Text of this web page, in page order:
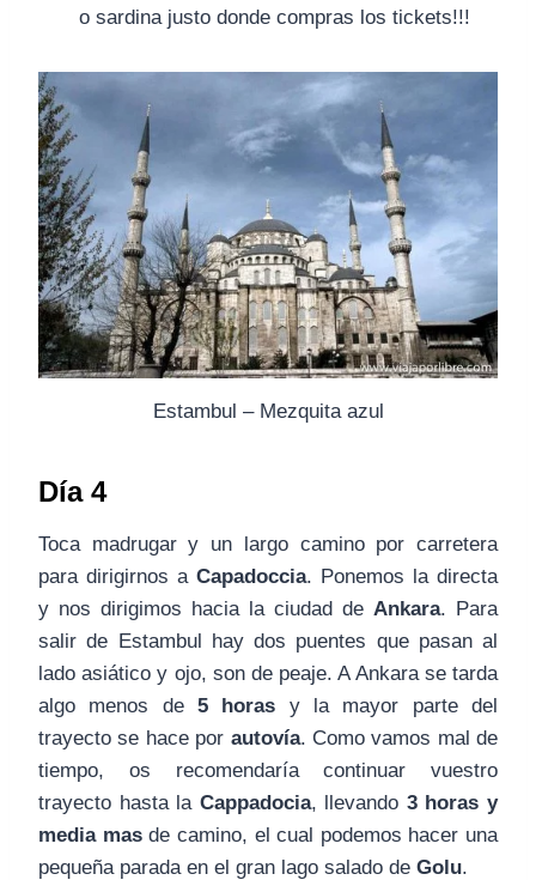
o sardina justo donde compras los tickets!!!
Estambul – Mezquita azul
Día 4
Toca madrugar y un largo camino por carretera
para dirigirnos a Capadoccia. Ponemos la directa
y nos dirigimos hacia la ciudad de Ankara. Para
salir de Estambul hay dos puentes que pasan al
lado asiático y ojo, son de peaje. A Ankara se tarda
algo menos de 5 horas y la mayor parte del
trayecto se hace por autovía. Como vamos mal de
tiempo, os recomendaría continuar vuestro
trayecto hasta la Cappadocia, llevando 3 horas y
media masde camino, el cual podemos hacer una
pequeña parada en el gran lago salado de Golu.